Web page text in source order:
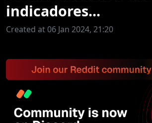
indicadores...
Created at 06 Jan 2024, 21:20